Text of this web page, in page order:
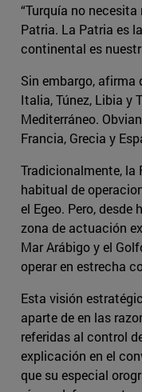
“Turquía no
Patria. La Patria es
continental es
Sin embargo, afirma
Italia, Túnez, Libia y
Mediterráneo.
Francia, Grecia y
Tradicionalmente, la
habitual de
el Egeo. Pero,
zona de actuación
Mar Arábigo y el
operar en estrecha
Esta visión
aparte de en las
referidas al control
explicación en el
que su especial